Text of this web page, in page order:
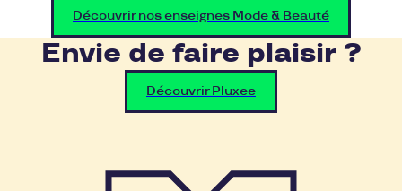
Découvrir nos enseignes Mode & Beauté
Envie de faire plaisir ?
Découvrir Pluxee